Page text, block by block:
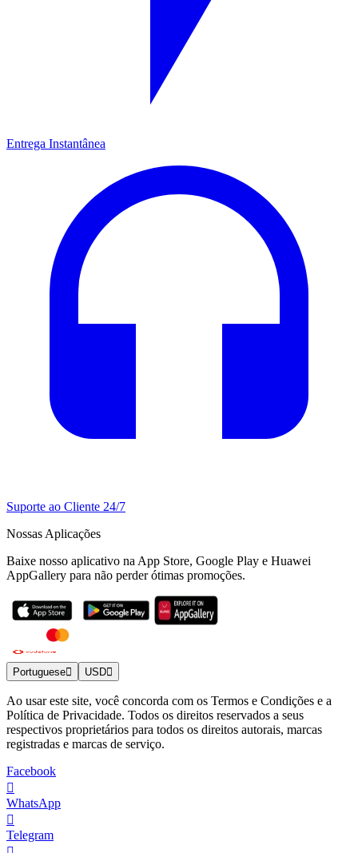
Entrega Instantânea
Suporte ao Cliente 24/7
Nossas Aplicações
Baixe nosso aplicativo na App Store, Google Play e Huawei
AppGallery para não perder ótimas promoções.
Portuguese USD
Ao usar este site, você concorda com os Termos e Condições e a
Política de Privacidade. Todos os direitos reservados a seus
respectivos proprietários para todos os direitos autorais, marcas
registradas e marcas de serviço.
Facebook
WhatsApp
Telegram